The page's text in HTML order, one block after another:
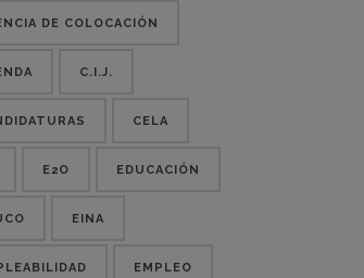
DE COLOCACIÓN
C.I.J.
CELA
E2O EDUCACIÓN
EINA
EMPLEO